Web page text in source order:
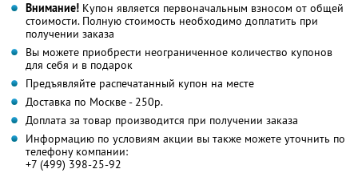
Внимание! Купон является первоначальным взносом от общей
стоимости. Полную стоимость необходимо доплатить при
получении заказа
Вы можете приобрести неограниченное количество купонов
для себя и в подарок
Предъявляйте распечатанный купон на месте
Доставка по Москве - 250р.
Доплата за товар производится при получении заказа
Информацию по условиям акции вы также можете уточнить по
телефону компании:
+7 (499) 398-25-92